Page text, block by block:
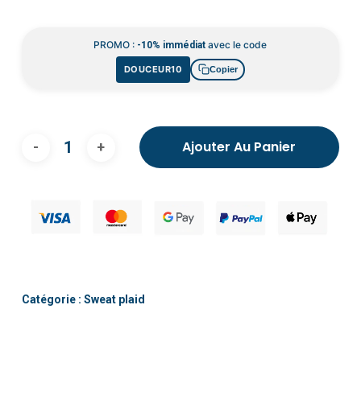
PROMO : -10% immédiat avec le code
DOUCEUR10 Copier
Ajouter Au Panier
Catégorie : Sweat plaid